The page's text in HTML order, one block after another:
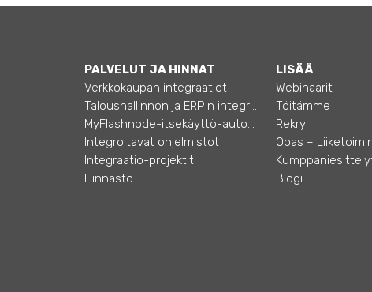
PALVELUT JA HINNAT
Verkkokaupan integraatiot
Taloushallinnon ja ERP:n integraatiot
MyFlashnode-itsekäyttö-automaatio
Integroitavat ohjelmistot
Integraatio-projektit
Hinnasto
LISÄÄ
Webinaarit
Töitämme
Rekry
Blogi